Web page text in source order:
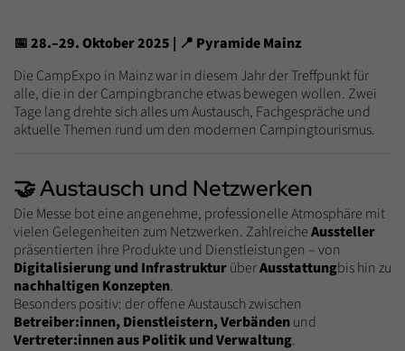
📅 28.–29. Oktober 2025 | 📍 Pyramide Mainz
Die CampExpo in Mainz war in diesem Jahr der Treffpunkt für
alle, die in der Campingbranche etwas bewegen wollen. Zwei
Tage lang drehte sich alles um Austausch, Fachgespräche und
aktuelle Themen rund um den modernen Campingtourismus.
🤝 Austausch und Netzwerken
Die Messe bot eine angenehme, professionelle Atmosphäre mit
vielen Gelegenheiten zum Netzwerken. ZahlreicheAussteller
präsentierten ihre Produkte und Dienstleistungen – von
Digitalisierung und InfrastrukturüberAusstattungbis hin zu
nachhaltigen Konzepten.
Besonders positiv: der offene Austausch zwischen
Betreiber:innen, Dienstleistern, Verbändenund
Vertreter:innen aus Politik und Verwaltung.